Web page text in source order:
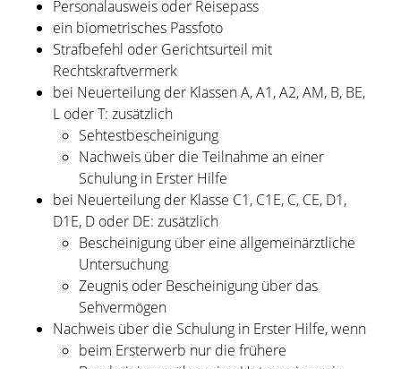
Personalausweis oder Reisepass
ein biometrisches Passfoto
Strafbefehl oder Gerichtsurteil mit
Rechtskraftvermerk
bei Neuerteilung der Klassen A, A1, A2, AM, B, BE,
L oder T: zusätzlich
Sehtestbescheinigung
Nachweis über die Teilnahme an einer
Schulung in Erster Hilfe
bei Neuerteilung der Klasse C1, C1E, C, CE, D1,
D1E, D oder DE: zusätzlich
Bescheinigung über eine allgemeinärztliche
Untersuchung
Zeugnis oder Bescheinigung über das
Sehvermögen
Nachweis über die Schulung in Erster Hilfe, wenn
beim Ersterwerb nur die frühere